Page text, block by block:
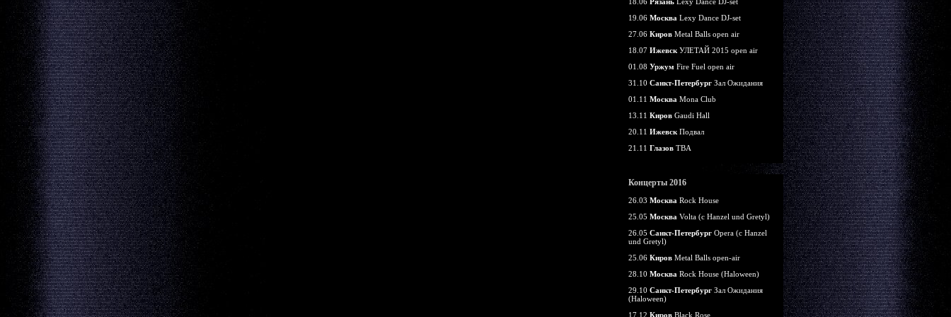
19.06 Москва Lexy Dance DJ-set
27.06 Киров Metal Balls open air
18.07 Ижевск УЛЕТАЙ 2015 open air
01.08 Уржум Fire Fuel open air
31.10 Санкт-Петербург Зал Ожидания
01.11 Москва Mona Club
13.11 Киров Gaudi Hall
20.11 Ижевск Подвал
21.11 Глазов TBA
Концерты 2016
26.03 Москва Rock House
25.05 Москва Volta (c Hanzel und Gretyl)
26.05 Санкт-Петербург Opera (c Hanzel
und Gretyl)
25.06 Киров Metal Balls open-air
28.10 Москва Rock House (Haloween)
29.10 Санкт-Петербург Зал Ожидания
(Haloween)
17.12 Киров Black Rose